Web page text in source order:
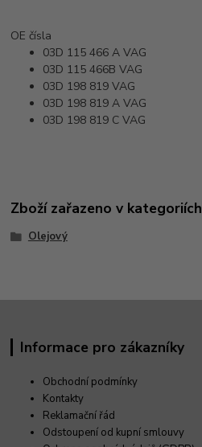
OE čísla
03D 115 466 A VAG
03D 115 466B VAG
03D 198 819 VAG
03D 198 819 A VAG
03D 198 819 C VAG
Zboží zařazeno v kategoriích
Olejový
Informace pro zákazníky
Obchodní podmínky
Kontakty
Reklamační řád
Odstoupení od kupní smlouvy